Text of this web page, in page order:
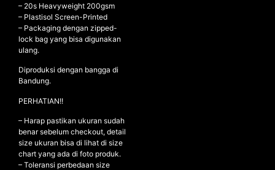
NEW ARRIVALS
SHOP
COLLECTIONS
COLLABORATION
SALE
RADIO
YOUTUBE
– ⁠20s Heavyweight 200gsm
– ⁠Plastisol Screen-Printed
– ⁠Packaging dengan zipped-
lock bag yang bisa digunakan
ulang.
Diproduksi dengan bangga di
Bandung.
PERHATIAN!!
– Harap pastikan ukuran sudah
benar sebelum checkout, detail
size ukuran bisa di lihat di size
chart yang ada di foto produk.
– Toleransi perbedaan size